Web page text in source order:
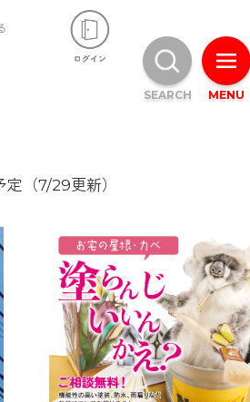
（7/29更新）
MENU
SEARCH